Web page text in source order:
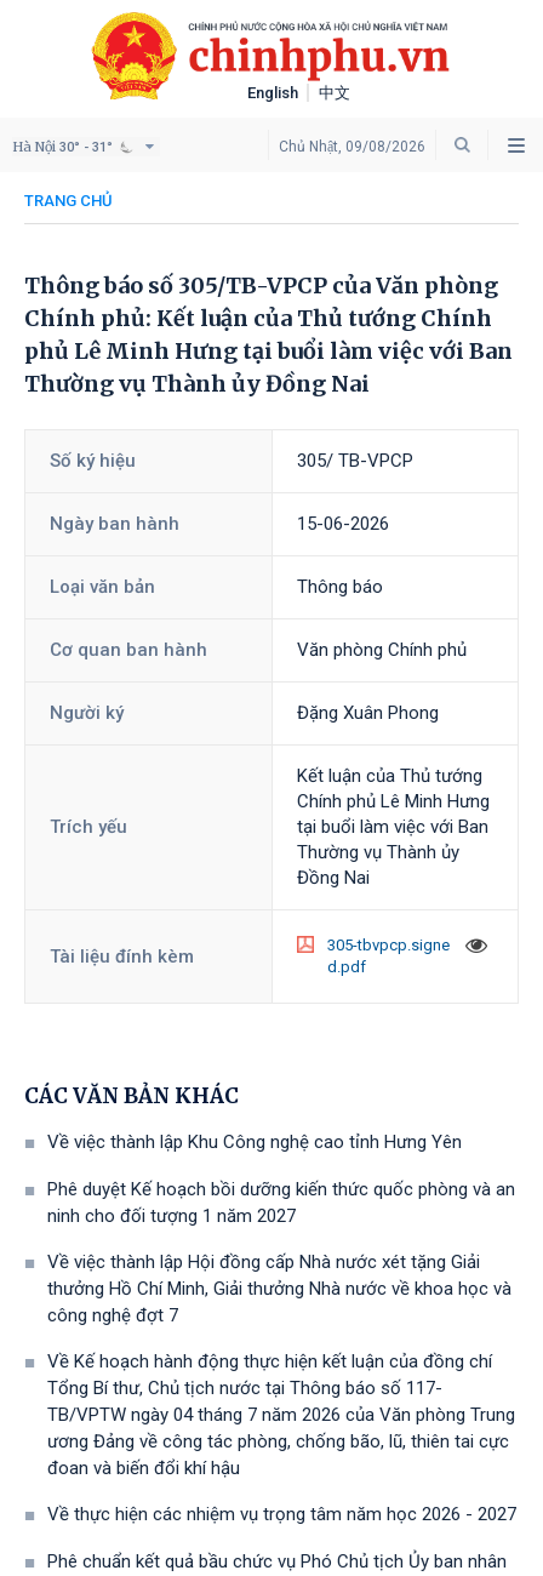
English 中文
Chủ Nhật, 09/08/2026
Hà Nội 30° - 31°
TRANG CHỦ
Thông báo số 305/TB-VPCP của Văn phòng
Chính phủ: Kết luận của Thủ tướng Chính
phủ Lê Minh Hưng tại buổi làm việc với Ban
Thường vụ Thành ủy Đồng Nai
Số ký hiệu 305/ TB-VPCP
Ngày ban hành 15-06-2026
Loại văn bản Thông báo
Cơ quan ban hành Văn phòng Chính phủ
Người ký Đặng Xuân Phong
Trích yếu
Kết luận của Thủ tướng
Chính phủ Lê Minh Hưng
tại buổi làm việc với Ban
Thường vụ Thành ủy
Đồng Nai
Tài liệu đính kèm
305-tbvpcp.signe
d.pdf
CÁC VĂN BẢN KHÁC
Về việc thành lập Khu Công nghệ cao tỉnh Hưng Yên
Phê duyệt Kế hoạch bồi dưỡng kiến thức quốc phòng và an
ninh cho đối tượng 1 năm 2027
Về việc thành lập Hội đồng cấp Nhà nước xét tặng Giải
thưởng Hồ Chí Minh, Giải thưởng Nhà nước về khoa học và
công nghệ đợt 7
Về Kế hoạch hành động thực hiện kết luận của đồng chí
Tổng Bí thư, Chủ tịch nước tại Thông báo số 117-
TB/VPTW ngày 04 tháng 7 năm 2026 của Văn phòng Trung
ương Đảng về công tác phòng, chống bão, lũ, thiên tai cực
đoan và biến đổi khí hậu
Về thực hiện các nhiệm vụ trọng tâm năm học 2026 - 2027
Phê chuẩn kết quả bầu chức vụ Phó Chủ tịch Ủy ban nhân